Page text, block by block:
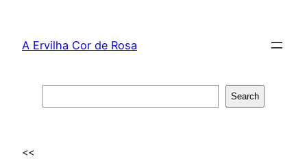
content
A Ervilha Cor de Rosa
Search
<<